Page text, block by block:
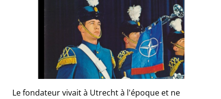
Le fondateur vivait à Utrecht à l'époque et ne